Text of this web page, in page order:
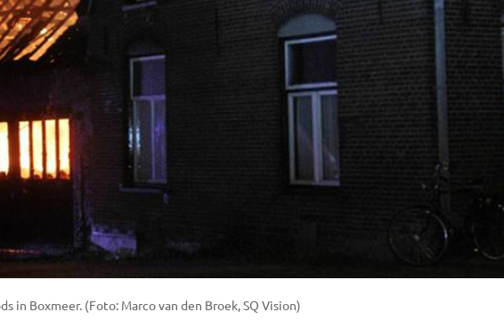
in Boxmeer. (Foto: Marco van den Broek, SQ Vision)